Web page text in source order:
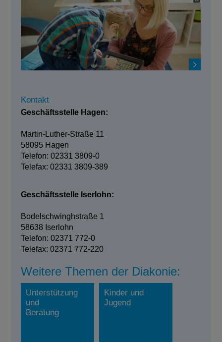
Kontakt
Geschäftsstelle Hagen:
Martin-Luther-Straße 11
58095 Hagen
Telefon: 02331 3809-0
Telefax: 02331 3809-389
Geschäftsstelle Iserlohn:
Bodelschwinghstraße 1
58638 Iserlohn
Telefon: 02371 772-0
Telefax: 02371 772-220
Weitere Themen der Diakonie:
Unterstützung
und
Beratung
Kinder und
Jugend